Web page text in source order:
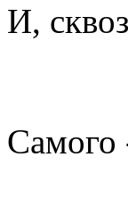
И,
Самого